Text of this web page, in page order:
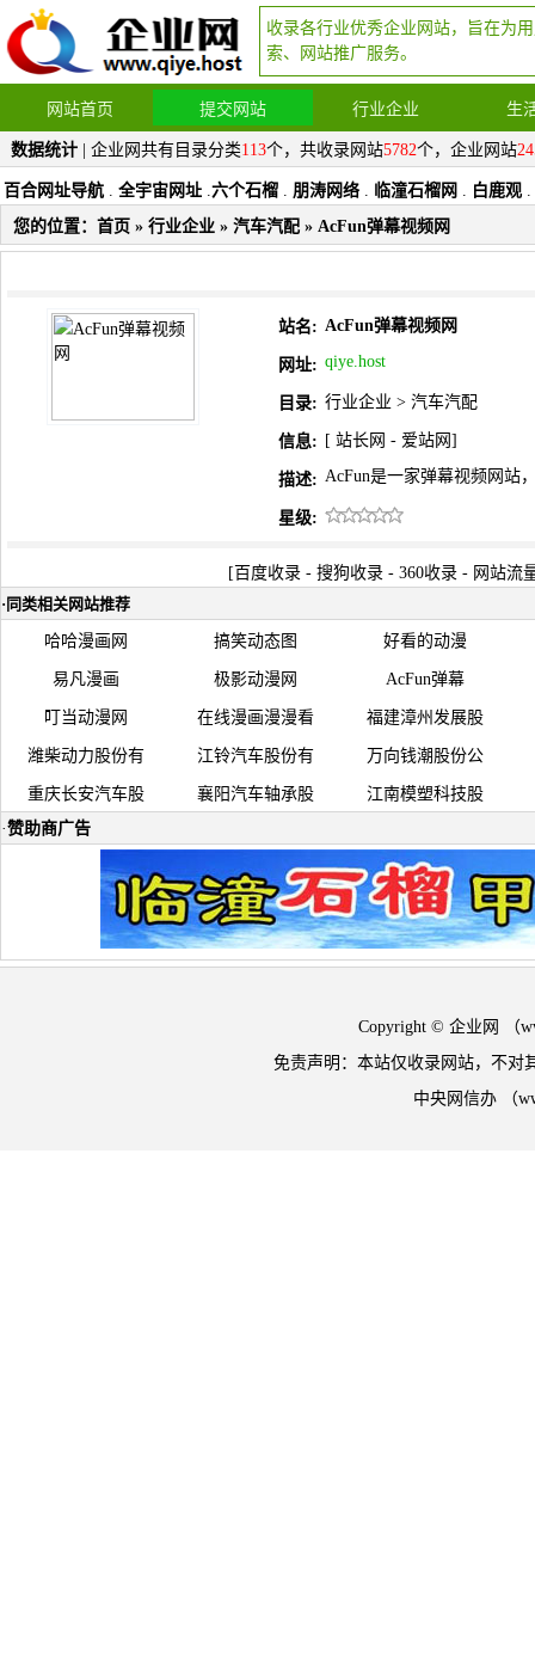
收录各行业优秀企业网站，旨在为
索、网站推广服务。
网站首页 提交网站 行业企业 生
数据统计 | 企业网共有目录分类113个，共收录网站5782个，企业网站
百合网址导航 . 全宇宙网址 .六个石榴 . 朋涛网络 . 临潼石榴网 . 白鹿观 .
您的位置： 首页 » 行业企业 » 汽车汽配 » AcFun弹幕视频网
站名: AcFun弹幕视频网
网址: qiye.host
目录: 行业企业 > 汽车汽配
信息: [ 站长网 - 爱站网 ]
描述: AcFun是一家弹幕视频网站
星级:
[ 百度收录 - 搜狗收录 - 360收录 - 网站流
· 同类相关网站推荐
哈哈漫画网 搞笑动态图 好看的动漫
易凡漫画 极影动漫网 AcFun弹幕
叮当动漫网 在线漫画漫漫看 福建漳州发展股
潍柴动力股份有 江铃汽车股份有 万向钱潮股份公
重庆长安汽车股 襄阳汽车轴承股
江南模塑科技股
·赞助商广告
Copyright © 企业网 （
免责声明：本站仅收录网站，不对
中央网信办 （